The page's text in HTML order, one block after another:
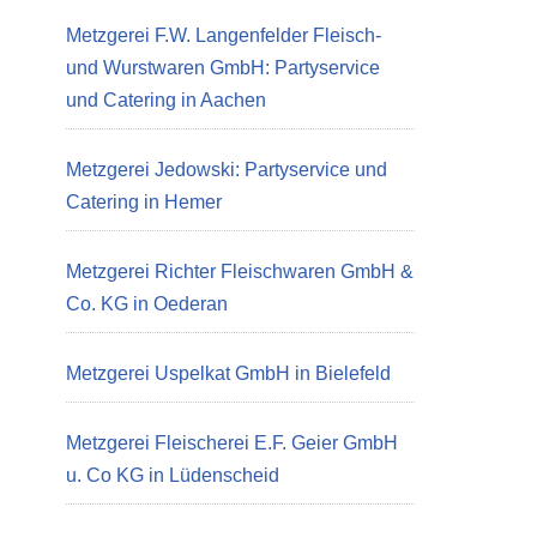
Metzgerei F.W. Langenfelder Fleisch-
und Wurstwaren GmbH: Partyservice
und Catering in Aachen
Metzgerei Jedowski: Partyservice und
Catering in Hemer
Metzgerei Richter Fleischwaren GmbH &
Co. KG in Oederan
Metzgerei Uspelkat GmbH in Bielefeld
Metzgerei Fleischerei E.F. Geier GmbH
u. Co KG in Lüdenscheid